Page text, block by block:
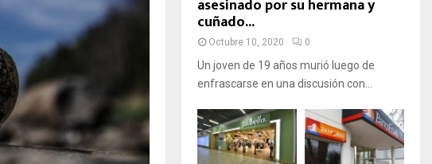
asesinado por su hermana y
cuñado...
Octubre 10, 2020 0
Un joven de 19 años murió luego de
enfrascarse en una discusión con...